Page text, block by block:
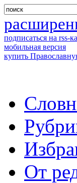
подписаться на rss-
мобильная версия
купить
От